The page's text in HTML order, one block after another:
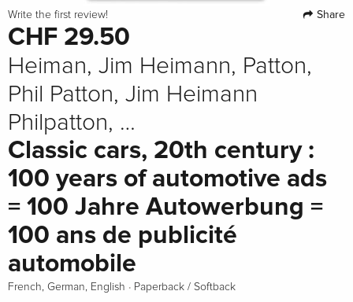
Write the first review! Share
CHF 29.50
Heiman, Jim Heimann, Patton,
Phil Patton, Jim Heimann
Philpatton, …
Classic cars, 20th century :
100 years of automotive ads
= 100 Jahre Autowerbung =
100 ans de publicité
automobile
French, German, English · Paperback / Softback